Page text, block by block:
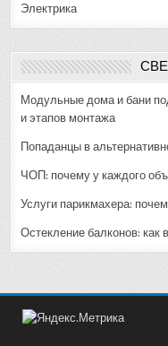
Электрика
Модульные дома и бани
и этапов монтажа
Попаданцы в
ЧОП: почему у каждого
Услуги парикмахера:
Остекление балконов: как